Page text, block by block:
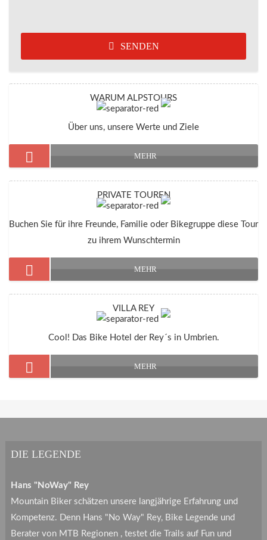
SENDEN
WARUM ALPSTOURS
Über uns, unsere Werte und Ziele
MEHR
PRIVATE TOUREN
Buchen Sie für ihre Freunde, Familie oder Bikegruppe diese Tour
zu ihrem Wunschtermin
MEHR
VILLA REY
Cool! Das Bike Hotel der Rey´s in Umbrien.
MEHR
DIE LEGENDE
Hans "NoWay" Rey
Mountain Biker schätzen unsere langjährige Erfahrung und
Kompetenz. Denn Hans "No Way" Rey, Bike Legende und
Berater von MTB Regionen , testet die Trails auf Fun und